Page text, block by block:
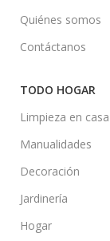
Quiénes somos
Contáctanos
TODO HOGAR
Limpieza en casa
Manualidades
Decoración
Jardinería
Hogar